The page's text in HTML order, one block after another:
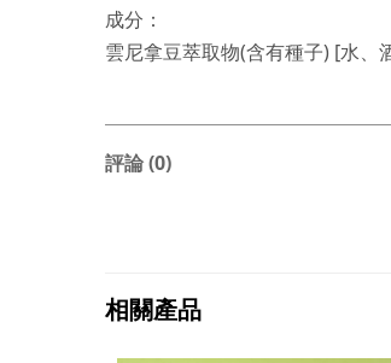
成分：
雲尼拿豆萃取物(含有種子) [水
評論 (0)
相關產品